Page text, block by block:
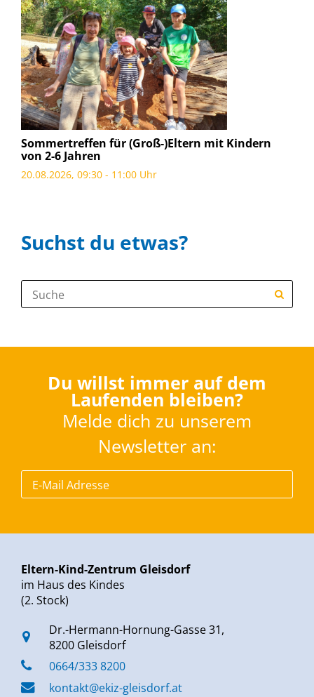
Sommertreffen für (Groß-)Eltern mit Kindern
von 2-6 Jahren
20.08.2026, 09:30 - 11:00 Uhr
Suchst du etwas?
Suche:
Du willst immer auf dem
Laufenden bleiben?
Melde dich zu unserem
Newsletter an:
Eltern-Kind-Zentrum Gleisdorf
im Haus des Kindes
(2. Stock)
Dr.-Hermann-Hornung-Gasse 31,
8200 Gleisdorf
0664/333 8200
kontakt@ekiz-gleisdorf.at